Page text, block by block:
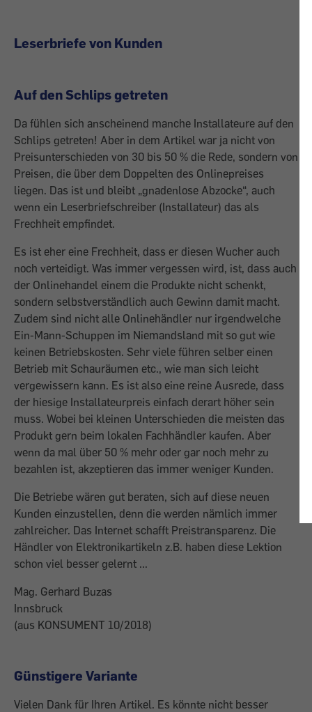
Leserbriefe von Kunden
Auf den Schlips getreten
Da fühlen sich anscheinend manche Installateure auf den
Schlips getreten! Aber in dem Artikel war ja nicht von
Preisunterschieden von 30 bis 50 % die Rede, sondern von
Preisen, die über dem Doppelten des Onlinepreises
liegen. Das ist und bleibt „gnadenlose Abzocke“, auch
wenn ein Leserbriefschreiber (Installateur) das als
Frechheit empfindet.
Es ist eher eine Frechheit, dass er diesen Wucher auch
noch verteidigt. Was immer vergessen wird, ist, dass auch
der Onlinehandel einem die Produkte nicht schenkt,
sondern selbstverständlich auch Gewinn damit macht.
Zudem sind nicht alle Onlinehändler nur irgendwelche
Ein-Mann-Schuppen im Niemandsland mit so gut wie
keinen Betriebskosten. Sehr viele führen selber einen
Betrieb mit Schauräumen etc., wie man sich leicht
vergewissern kann. Es ist also eine reine Ausrede, dass
der hiesige Installateurpreis einfach derart höher sein
muss. Wobei bei kleinen Unterschieden die meisten das
Produkt gern beim lokalen Fachhändler kaufen. Aber
wenn da mal über 50 % mehr oder gar noch mehr zu
bezahlen ist, akzeptieren das immer weniger Kunden.
Die Betriebe wären gut beraten, sich auf diese neuen
Kunden einzustellen, denn die werden nämlich immer
zahlreicher. Das Internet schafft Preistransparenz. Die
Händler von Elektronikartikeln z.B. haben diese Lektion
schon viel besser gelernt ...
Mag. Gerhard Buzas
Innsbruck
(aus KONSUMENT 10/2018)
Günstigere Variante
Vielen Dank für Ihren Artikel. Es könnte nicht besser